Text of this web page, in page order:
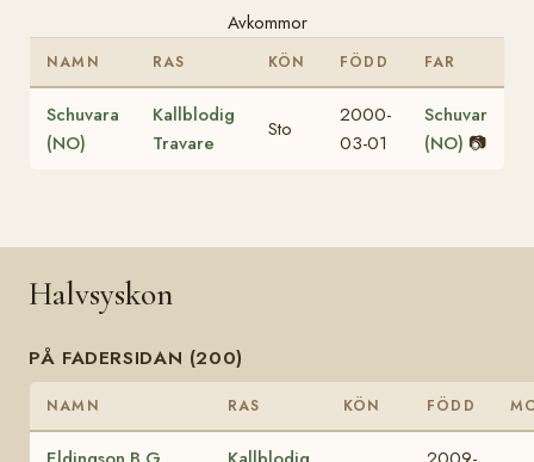
Avkommor
NAMN RAS KÖN FÖDD FAR
Schuvara
(NO)
Kallblodig
Travare
Sto
2000-
03-01
Schuvar
(NO) 📷
Halvsyskon
PÅ FADERSIDAN (200)
NAMN RAS KÖN FÖDD